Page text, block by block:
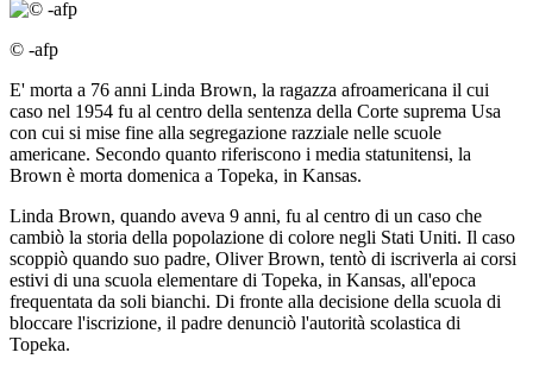
© -afp
E' morta a 76 anni Linda Brown, la ragazza afroamericana il cui
caso nel 1954 fu al centro della sentenza della Corte suprema Usa
con cui si mise fine alla segregazione razziale nelle scuole
americane. Secondo quanto riferiscono i media statunitensi, la
Brown è morta domenica a Topeka, in Kansas.
Linda Brown, quando aveva 9 anni, fu al centro di un caso che
cambiò la storia della popolazione di colore negli Stati Uniti. Il caso
scoppiò quando suo padre, Oliver Brown, tentò di iscriverla ai corsi
estivi di una scuola elementare di Topeka, in Kansas, all'epoca
frequentata da soli bianchi. Di fronte alla decisione della scuola di
bloccare l'iscrizione, il padre denunciò l'autorità scolastica di
Topeka.